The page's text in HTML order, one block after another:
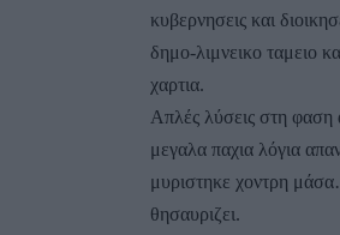
κυβερνησεις και
δημο-λιμνεικο ταμειο
χαρτια.
Απλές λύσεις στη φαση
μεγαλα παχια λόγια
μυριστηκε χοντρη
θησαυριζει.